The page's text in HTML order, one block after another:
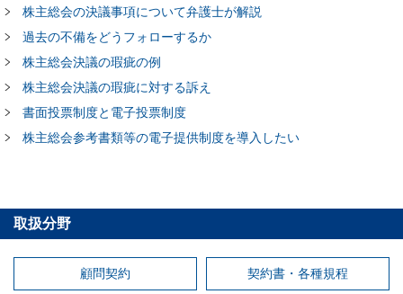
株主総会の決議事項について弁護士が解説
過去の不備をどうフォローするか
株主総会決議の瑕疵の例
株主総会決議の瑕疵に対する訴え
書面投票制度と電子投票制度
株主総会参考書類等の電子提供制度を導入したい
取扱分野
顧問契約 契約書・各種規程